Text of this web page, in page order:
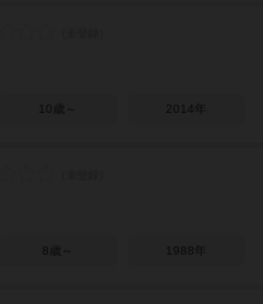
10歳～ 2014年
8歳～ 1988年